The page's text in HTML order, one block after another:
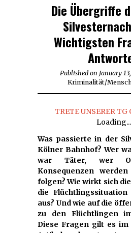
Die Übergriffe
Wichtigsten
Published on January
Kriminalität/
TRETE UNSERER TG
Loading...
Was passierte in der
Kölner Bahnhof? Wer
war Täter, wer
Konsequenzen
folgen? Wie wirkt sich
die
aus? Und wie auf die
zu den Flüchtlingen
Diese Fragen gilt es im